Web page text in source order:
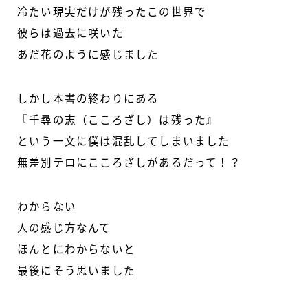
冷たい現実だけが残ったこの世界で
彼らは過去に咲いた
あだ花のように感じました
しかし本書の終わりにある
『千尋の志（こころざし）は残った』
という一文に僕は混乱してしまいました
無差別テロにこころざしがあるだって！？
わからない
人の感じ方なんて
ほんとにわからないと
最後にそう思いました